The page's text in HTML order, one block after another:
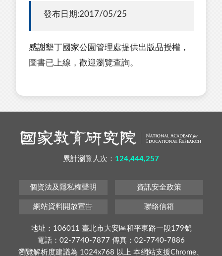
發布日期:2017/05/25
感謝墾丁國家公園管理處提供出版品授權，
圖書已上線，歡迎瀏覽查詢。
累計瀏覽人次： 124,444,257
個資法及隱私權聲明 資訊安全政策
網站資料開放宣告 聯絡信箱
地址：106011 臺北市大安區和平東路一段179號
電話：02-7740-7877 傳真：02-7740-7886
瀏覽解析度建議為 1024x768 以上 本網站支援Chrome、